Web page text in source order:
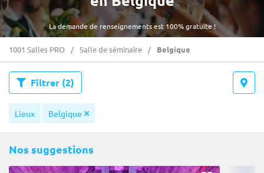
La demande de renseignements est 100% gratuite !
1001 Salles PRO Salle de séminaire Belgique
Filtrer (2)
Lieux Belgique
Nos suggestions